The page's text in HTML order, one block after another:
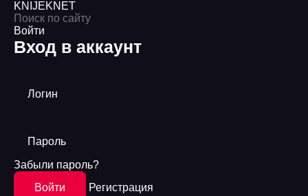
KNIJEKNET
Войти
Вход в аккаунт
Логин
Пароль
Забыли пароль?
Войти
Регистрация